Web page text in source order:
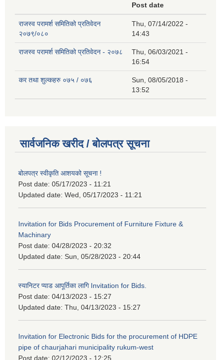
Post date
राजस्व परामर्श समितिको प्रतिवेदन
२०७९/०८०
Thu, 07/14/2022 -
14:43
राजस्व परामर्श समितिको प्रतिवेदन - २०७८
Thu, 06/03/2021 -
16:54
कर तथा शुल्कहरु ०७५ / ०७६
Sun, 08/05/2018 -
13:52
सार्वजनिक खरीद / बोलपत्र सूचना
बोलपत्र स्वीकृति आशयको सूचना !
Post date: 05/17/2023 - 11:21
Updated date: Wed, 05/17/2023 - 11:21
Invitation for Bids Procurement of Furniture Fixture &
Machinary
Post date: 04/28/2023 - 20:32
Updated date: Sun, 05/28/2023 - 20:44
स्यानिटर प्याड आपूर्तिका लागि Invitation for Bids.
Post date: 04/13/2023 - 15:27
Updated date: Thu, 04/13/2023 - 15:27
Invitation for Electronic Bids for the procurement of HDPE
pipe of chaurjahari municipality rukum-west
Post date: 02/12/2023 - 12:25